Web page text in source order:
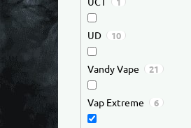
UD 10
Vandy Vape 21
Vap Extreme 6